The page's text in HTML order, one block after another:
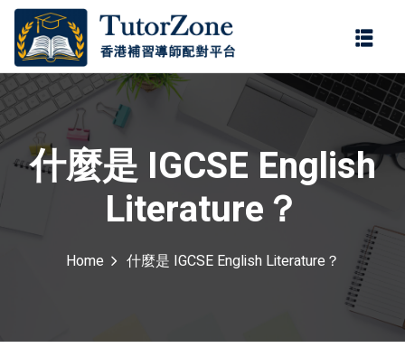
什麼是 IGCSE English
Literature？
Home 什麼是 IGCSE English Literature？
登錄
忘記密碼?